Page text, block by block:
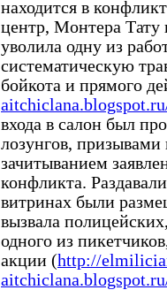
находится в
центр, Монтера Тату
уволила одну из
систематическую
бойкота и прямого
входа в салон был
лозунгов, призывами
зачитыванием
конфликта.
витринах были
вызвала
одного из
акции (http://